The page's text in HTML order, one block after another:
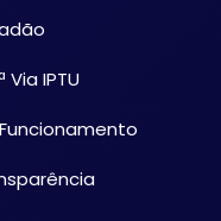
Via IPTU